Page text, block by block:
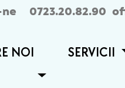
0723.20.82.90
NOI SERVICII